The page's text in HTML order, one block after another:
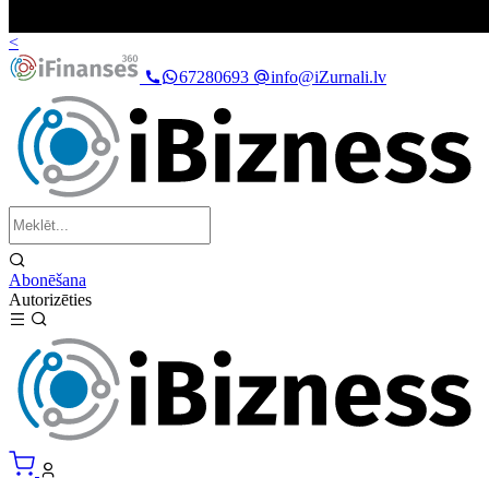
<
67280693
info@iZurnali.lv
Abonēšana
Autorizēties